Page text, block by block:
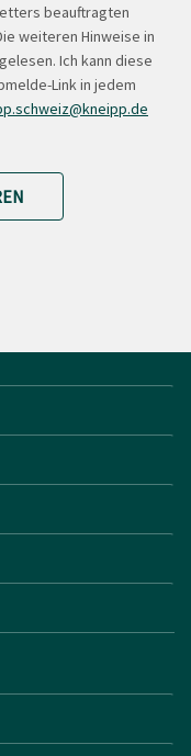
beauftragten
weiteren Hinweise in
Ich kann diese
Link in jedem